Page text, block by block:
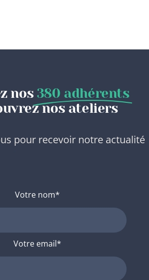
nos 380 adhérents
nos ateliers
pour recevoir notre actualité
Votre nom*
Votre email*